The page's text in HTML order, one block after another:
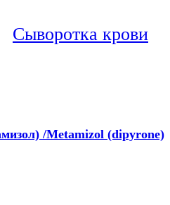
Сыворотка крови
/Metamizol (dipyrone)